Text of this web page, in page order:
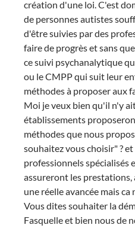
création d'une loi. C'est
de personnes autistes
d'être suivies par des
faire de progrès et sans
ce suivi psychanalytique
ou le CMPP qui suit leur
méthodes à proposer aux
Moi je veux bien qu'il n'y
établissements
méthodes que nous
souhaitez vous choisir" ?
professionnels spécialisés
assureront les prestations,
une réelle avancée mais ca
Vous dites souhaiter la
Fasquelle et bien nous de